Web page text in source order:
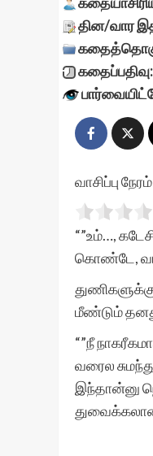
தின/வார
கதைப்பதிவு:
வாசிப்பு
“”உம்…,
கொண்டே,
மீண்டும்
“”நீ
வரைல
இந்தான்னு